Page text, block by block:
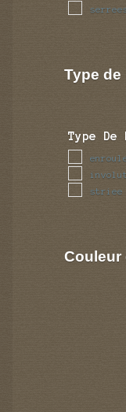
Type de
Type De
striee
Couleur